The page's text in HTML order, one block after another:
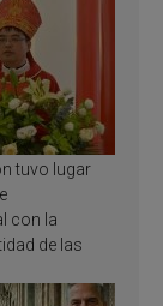
tuvo lugar
con la
de las